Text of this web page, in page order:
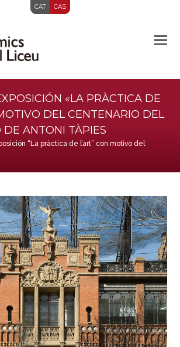
CAT CAS
«LA PRÀCTICA DE
DEL CENTENARIO DEL
ANTONI TÀPIES
“La pràctica de l’art” con motivo del